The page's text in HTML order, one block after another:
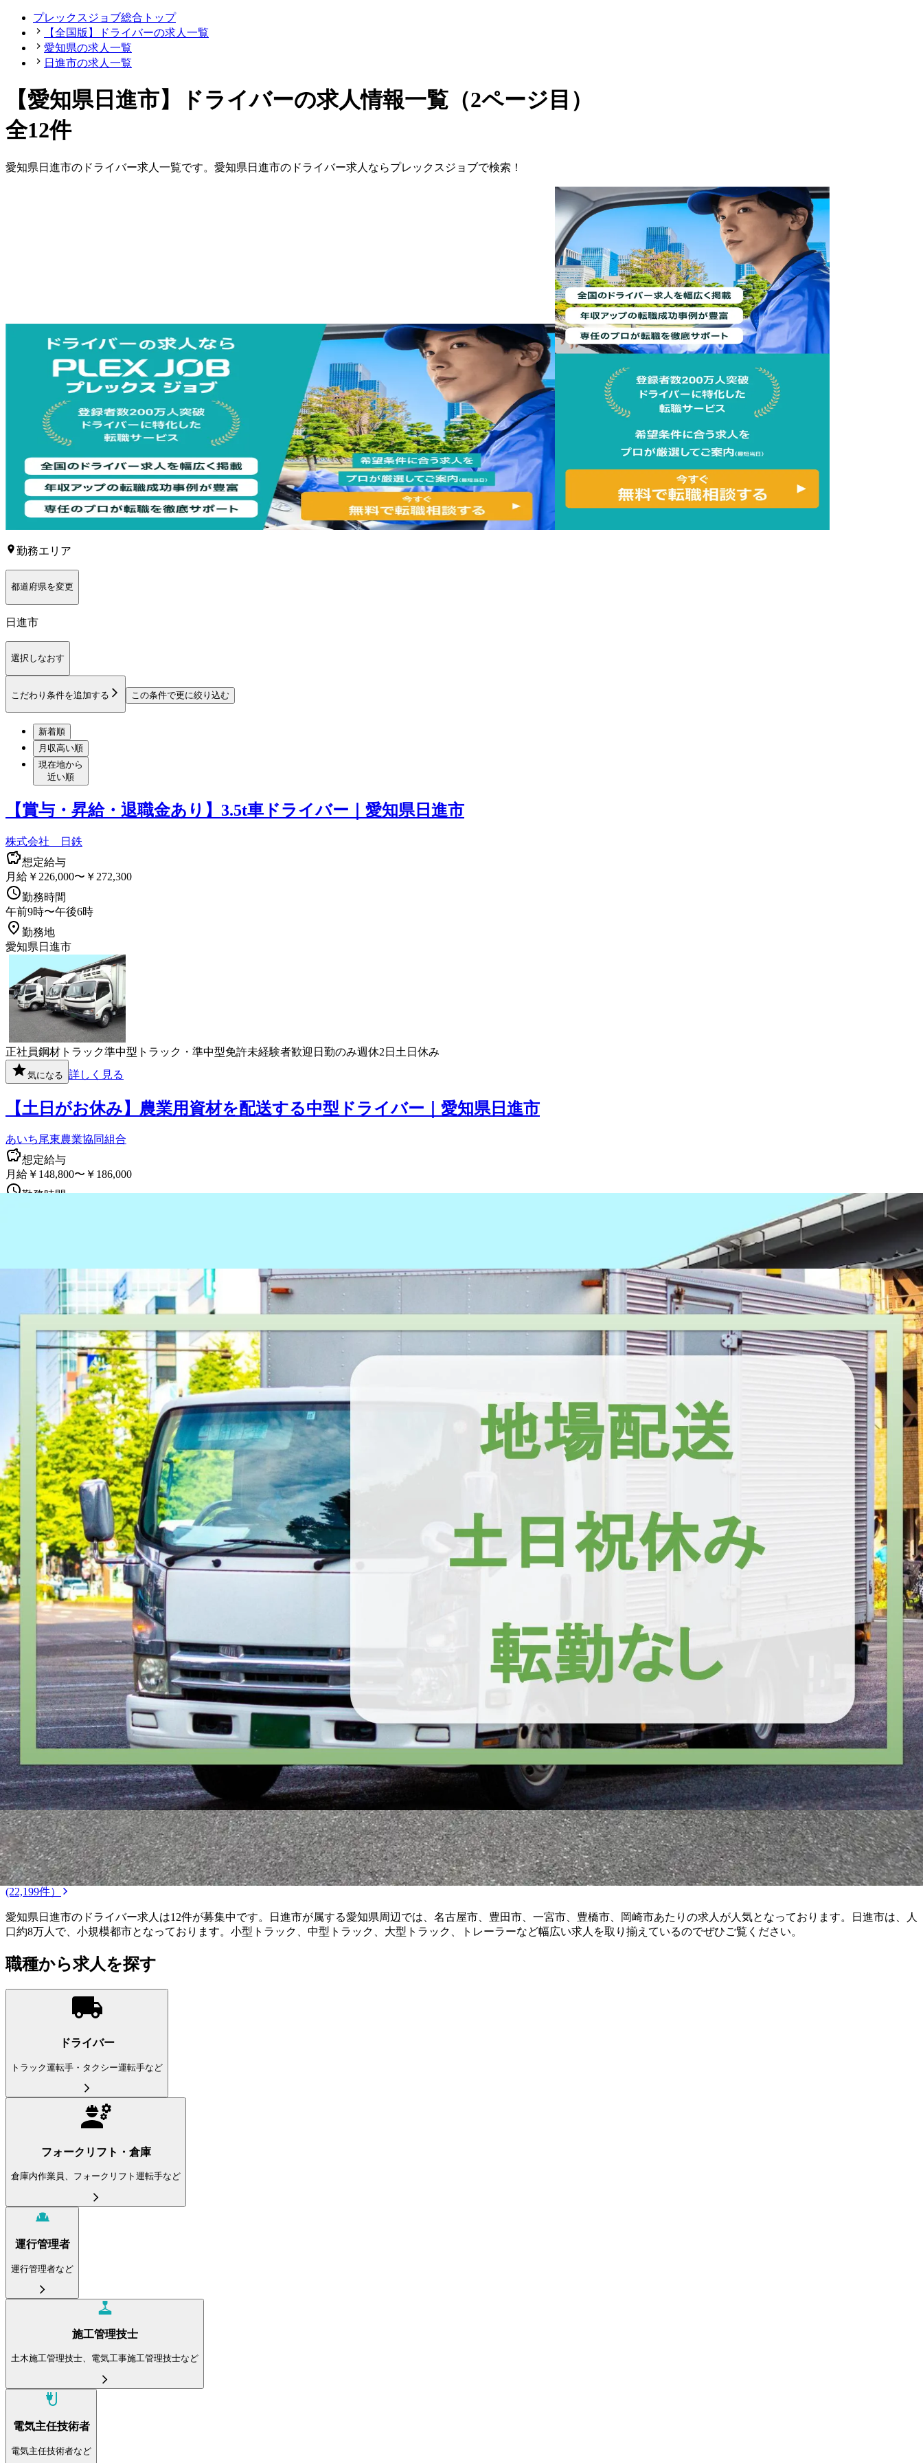
プレックスジョブ総合トップ
【全国版】ドライバーの求人一覧
愛知県の求人一覧
日進市の求人一覧
【愛知県日進市】ドライバーの求人情報一覧（2ページ目）
全12件
愛知県 日進市の ドライバー求人一覧です。 愛知県 日進市の ドライバー求人ならプレックスジョブで検索！
勤務エリア
都道府県を変更
日進市
選択しなおす
こだわり条件を追加する この条件で更に絞り込む
新着順
月収高い順
現在地から
近い順
【賞与・昇給・退職金あり】3.5t車ドライバー｜愛知県日進市
株式会社 日鉄
想定給与
月給￥226,000〜￥272,300
勤務時間
午前9時〜午後6時
勤務地
愛知県日進市
正社員鋼材 トラック準中型トラック・準中型免許未経験者歓迎 日勤のみ週休2日 土日休み
気になる 詳しく見る
【土日がお休み】農業用資材を配送する中型ドライバー｜愛知県日進市
あいち尾東農業協同組合
想定給与
月給￥148,800〜￥186,000
勤務時間
正社員集配トラック中型トラック・中型免許日勤のみ週休2日 土日休み
気になる 詳しく見る
1
2
愛知県内の市区町村のドライバー求人を探す
名古屋市千種区名古屋市東区 名古屋市北区名古屋市西区 名古屋市中村区 名古屋市昭和区 名古屋市熱田区名古屋市中川区 名古屋市南区名古屋市守
山区
名古屋市緑区名古屋市名東区 名古屋市天白区豊橋市 岡崎市一宮市瀬戸市 春日井市豊川市津島市 碧南市刈谷市豊田市安城市 西尾市蒲郡市犬山市常滑市 稲沢市新城市
東海市大府市知多市知立市尾張旭市高浜市 岩倉市豊明市日進市田原市愛西市 北名古屋市弥富市みよし市あま市 長久手市 愛知郡東郷町西春日井郡豊山町 丹羽郡扶桑町海
部郡大治町海部郡蟹江町海部郡飛島村知多郡阿久比町知多郡東浦町知多郡南知多町 知多郡美浜町 知多郡武豊町額田郡幸田町 北設楽郡設楽町
愛知県日進市 の人気条件から探す
正社員 トラック中型トラック・中型免許
【 東海】他の都道府県から探す
岐阜県静岡県三重県
勤務エリア
都道府県を変更
日進市
選択しなおす
こだわり条件を追加する この条件で更に絞り込む
ドライバー
(22,199件）
愛知県日進市のドライバー求人は12件が募集中です。日進市が属する愛知県周辺では、名古屋市、豊田市、一宮市、豊橋市、岡崎市あたりの求人が人気となっております。日進市は、人
口約8万人で、小規模都市となっております。小型トラック、中型トラック、大型トラック、トレーラーなど幅広い求人を取り揃えているのでぜひご覧ください。
職種から求人を探す
ドライバー
トラック運転手・タクシー運転手など
フォークリフト・倉庫
倉庫内作業員、フォークリフト運転手など
運行管理者
運行管理者など
施工管理技士
土木施工管理技士、電気工事施工管理技士など
電気主任技術者
電気主任技術者など